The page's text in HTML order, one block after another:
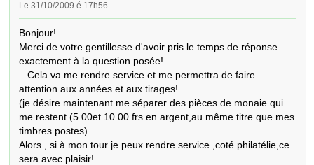
Le 31/10/2009 é 17h56
Bonjour!
Merci de votre gentillesse d'avoir pris le temps de réponse
exactement à la question posée!
...Cela va me rendre service et me permettra de faire
attention aux années et aux tirages!
(je désire maintenant me séparer des pièces de monaie qui
me restent (5.00et 10.00 frs en argent,au même titre que mes
timbres postes)
Alors , si à mon tour je peux rendre service ,coté philatélie,ce
sera avec plaisir!